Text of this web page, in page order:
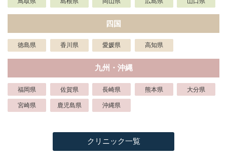
四国
徳島県 香川県 愛媛県 高知県
九州・沖縄
福岡県 佐賀県 長崎県 熊本県 大分県
宮崎県 鹿児島県 沖縄県
クリニック一覧